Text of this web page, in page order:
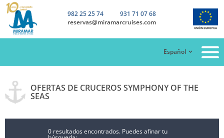
982 25 25 74
931 71 07 68
reservas@miramarcruises.com
Español
OFERTAS DE CRUCEROS SYMPHONY OF THE
SEAS
0 resultados encontrados. Puedes afinar tu